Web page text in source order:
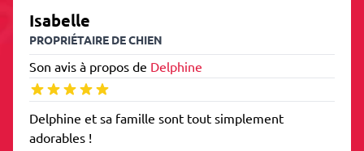
Isabelle
PROPRIÉTAIRE DE CHIEN
Son avis à propos de Delphine
Delphine et sa famille sont tout simplement
adorables !